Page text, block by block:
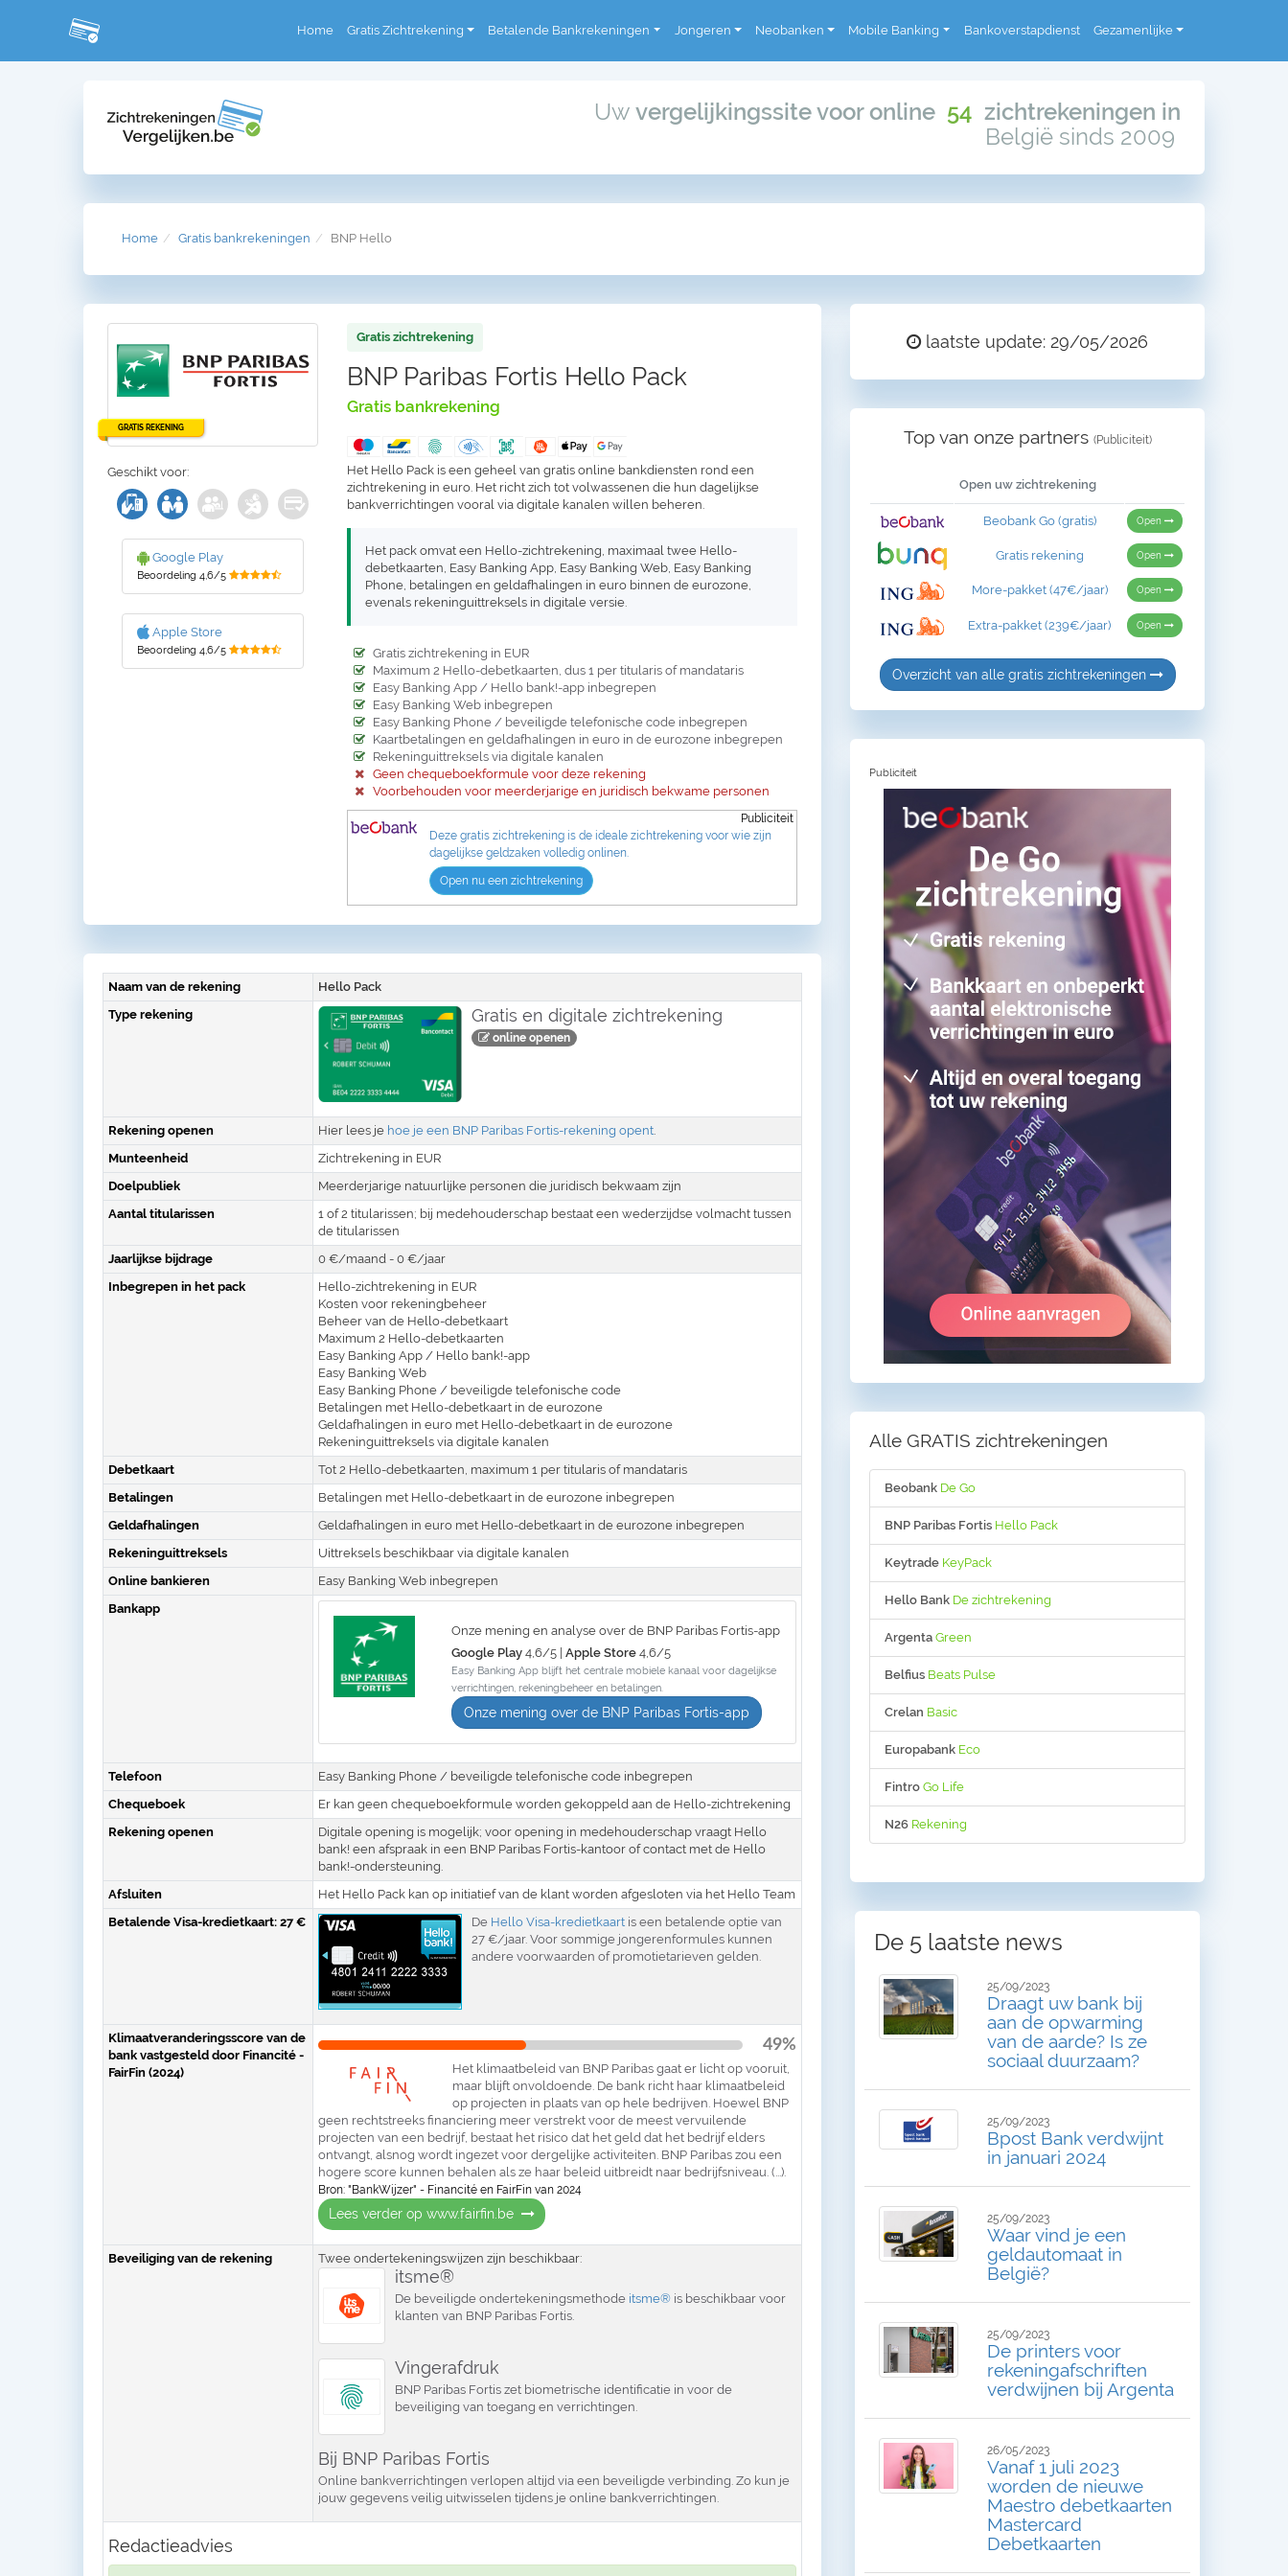
Home Gratis Zichtrekening Betalende Bankrekeningen Jongeren Neobanken Mobile Banking Bankoverstapdienst Gezamenlijke
Uw vergelijkingssite voor online 54 zichtrekeningen in
België sinds 2009
Home Gratis bankrekeningen BNP Hello
GRATIS REKENING
Geschikt voor:
Google Play
Beoordeling 4,6/5
Apple Store
Beoordeling 4,6/5
Gratis zichtrekening
BNP Paribas Fortis Hello Pack
Gratis bankrekening
Het Hello Pack is een geheel van gratis online bankdiensten rond een
zichtrekening in euro. Het richt zich tot volwassenen die hun dagelijkse
bankverrichtingen vooral via digitale kanalen willen beheren.
Het pack omvat een Hello-zichtrekening, maximaal twee Hello-
debetkaarten, Easy Banking App, Easy Banking Web, Easy Banking
Phone, betalingen en geldafhalingen in euro binnen de eurozone,
evenals rekeninguittreksels in digitale versie.
Gratis zichtrekening in EUR
Maximum 2 Hello-debetkaarten, dus 1 per titularis of mandataris
Easy Banking App / Hello bank!-app inbegrepen
Easy Banking Web inbegrepen
Easy Banking Phone / beveiligde telefonische code inbegrepen
Kaartbetalingen en geldafhalingen in euro in de eurozone inbegrepen
Rekeninguittreksels via digitale kanalen
Geen chequeboekformule voor deze rekening
Voorbehouden voor meerderjarige en juridisch bekwame personen
Publiciteit
Deze gratis zichtrekening is de ideale zichtrekening voor wie zijn
dagelijkse geldzaken volledig onlinen.
Open nu een zichtrekening
Naam van de rekening
Hello Pack
Type rekening
Gratis en digitale zichtrekening
online openen
Rekening openen Hier lees je hoe je een BNP Paribas Fortis-rekening opent
Munteenheid
Zichtrekening in EUR
Doelpubliek
Meerderjarige natuurlijke personen die juridisch bekwaam zijn
Aantal titularissen
1 of 2 titularissen; bij medehouderschap bestaat een wederzijdse volmacht tussen
de titularissen
Jaarlijkse bijdrage
0 €/maand - 0 €/jaar
Inbegrepen in het pack
Hello-zichtrekening in EUR
Kosten voor rekeningbeheer
Beheer van de Hello-debetkaart
Maximum 2 Hello-debetkaarten
Easy Banking App / Hello bank!-app
Easy Banking Web
Easy Banking Phone / beveiligde telefonische code
Betalingen met Hello-debetkaart in de eurozone
Geldafhalingen in euro met Hello-debetkaart in de eurozone
Rekeninguittreksels via digitale kanalen
Debetkaart
Tot 2 Hello-debetkaarten, maximum 1 per titularis of mandataris
Betalingen
Betalingen met Hello-debetkaart in de eurozone inbegrepen
Geldafhalingen
Geldafhalingen in euro met Hello-debetkaart in de eurozone inbegrepen
Rekeninguittreksels
Uittreksels beschikbaar via digitale kanalen
Online bankieren
Easy Banking Web inbegrepen
Bankapp
Onze mening en analyse over de BNP Paribas Fortis-app
Google Play 4,6/5 |Apple Store 4,6/5
Easy Banking App blijft het centrale mobiele kanaal voor dagelijkse
verrichtingen, rekeningbeheer en betalingen.
Onze mening over de BNP Paribas Fortis-app
Telefoon
Easy Banking Phone / beveiligde telefonische code inbegrepen
Chequeboek
Er kan geen chequeboekformule worden gekoppeld aan de Hello-zichtrekening
Rekening openen
Digitale opening is mogelijk; voor opening in medehouderschap vraagt Hello
bank! een afspraak in een BNP Paribas Fortis-kantoor of contact met de Hello
bank!-ondersteuning.
Afsluiten
Het Hello Pack kan op initiatief van de klant worden afgesloten via het Hello Team
Betalende Visa-kredietkaart: 27 €
De Hello Visa-kredietkaart is een betalende optie van
27 €/jaar. Voor sommige jongerenformules kunnen
andere voorwaarden of promotietarieven gelden.
Klimaatveranderingsscore van de
bank vastgesteld door Financité -
FairFin (2024)
49%
Het klimaatbeleid van BNP Paribas gaat er licht op vooruit,
maar blijft onvoldoende. De bank richt haar klimaatbeleid
op projecten in plaats van op hele bedrijven. Hoewel BNP
geen rechtstreeks financiering meer verstrekt voor de meest vervuilende
projecten van een bedrijf, bestaat het risico dat het geld dat het bedrijf elders
ontvangt, alsnog wordt ingezet voor dergelijke activiteiten. BNP Paribas zou een
hogere score kunnen behalen als ze haar beleid uitbreidt naar bedrijfsniveau. (...).
Bron: "BankWijzer" - Financité en FairFin van 2024
Lees verder op www.fairfin.be
Beveiliging van de rekening Twee ondertekeningswijzen zijn beschikbaar:
itsme®
De beveiligde ondertekeningsmethode itsme® is beschikbaar voor
klanten van BNP Paribas Fortis.
Vingerafdruk
BNP Paribas Fortis zet biometrische identificatie in voor de
beveiliging van toegang en verrichtingen.
Bij BNP Paribas Fortis
Online bankverrichtingen verlopen altijd via een beveiligde verbinding. Zo kun je
jouw gegevens veilig uitwisselen tijdens je online bankverrichtingen.
Redactieadvies
laatste update: 29/05/2026
Top van onze partners (Publiciteit)
Open uw zichtrekening
Beobank Go (gratis) Open
Gratis rekening Open
More-pakket (47€/jaar) Open
Extra-pakket (239€/jaar) Open
Overzicht van alle gratis zichtrekeningen
Publiciteit
Alle GRATIS zichtrekeningen
Beobank De Go
BNP Paribas Fortis Hello Pack
Keytrade KeyPack
Hello Bank De zichtrekening
Argenta Green
Belfius Beats Pulse
Crelan Basic
Europabank Eco
Fintro Go Life
N26 Rekening
De 5 laatste news
25/09/2023
Draagt uw bank bij
aan de opwarming
van de aarde? Is ze
sociaal duurzaam?
25/09/2023
Bpost Bank verdwijnt
in januari 2024
25/09/2023
Waar vind je een
geldautomaat in
België?
25/09/2023
De printers voor
rekeningafschriften
verdwijnen bij Argenta
26/05/2023
Vanaf 1 juli 2023
worden de nieuwe
Maestro debetkaarten
Mastercard
Debetkaarten